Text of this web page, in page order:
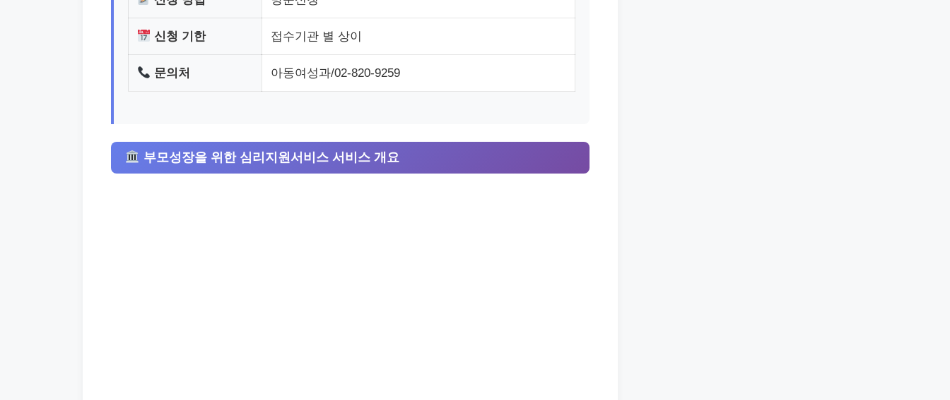
신청 기한 접수기관 별 상이
문의처 아동여성과/02-820-9259
부모성장을 위한 심리지원서비스 서비스 개요